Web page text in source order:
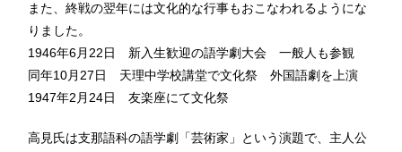
また、終戦の翌年には文化的な行事もおこなわれるようにな
りました。
1946年6月22日 新入生歓迎の語学劇大会 一般人も参観
同年10月27日 天理中学校講堂で文化祭 外国語劇を上演
1947年2月24日 友楽座にて文化祭
高見氏は支那語科の語学劇「芸術家」という演題で、主人公